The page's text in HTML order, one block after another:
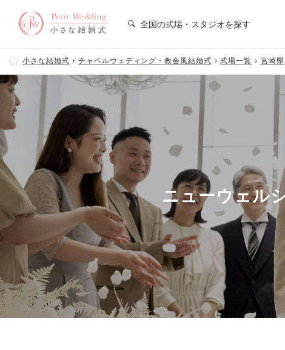
全国の式場・スタジオを探す
小さな結婚式 チャペルウェディング・教会風結婚式 式場一覧 宮崎県
ニューウェル